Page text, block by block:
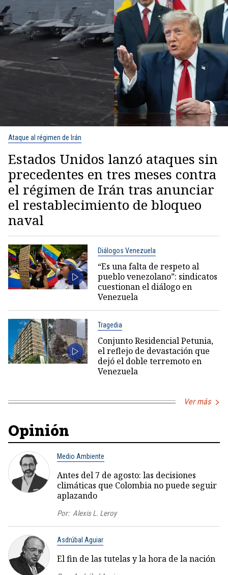
Ataque al régimen de Irán
Estados Unidos lanzó ataques sin
precedentes en tres meses contra
el régimen de Irán tras anunciar
el restablecimiento de bloqueo
naval
Diálogos Venezuela
“Es una falta de respeto al
pueblo venezolano”: sindicatos
cuestionan el diálogo en
Venezuela
Tragedia
Conjunto Residencial Petunia,
el reflejo de devastación que
dejó el doble terremoto en
Venezuela
Ver más
Opinión
Medio Ambiente
Antes del 7 de agosto: las decisiones
climáticas que Colombia no puede seguir
aplazando
Por: Alexis L. Leroy
Asdrúbal Aguiar
El fin de las tutelas y la hora de la nación